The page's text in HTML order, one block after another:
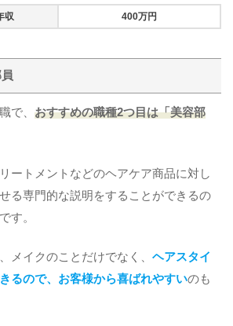
収 400万円
で、 おすすめの職種2つ目は「美容部
ートメントなどのヘアケア商品に対し
る専門的な説明をすることができるの
す。
メイクのことだけでなく、 ヘアスタイ
るので、お客様から喜ばれやすいのも